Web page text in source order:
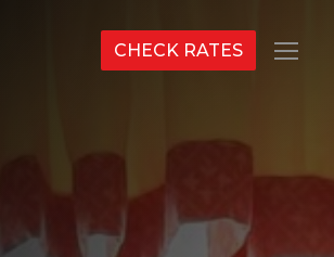
Menu
CHECK RATES